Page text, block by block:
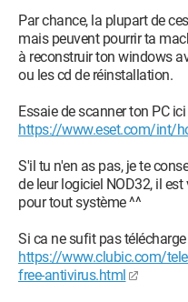
Par chance, la plupart de
mais peuvent pourrir ta
à reconstruir ton windows
ou les cd de réinstallation.
Essaie de scanner ton PC ici
https://www.eset.com/int/
S'il tu n'en as pas, je te
de leur logiciel NOD32, il
pour tout système ^^
Si ca ne sufit pas
https://www.clubic.com/
free-antivirus.html